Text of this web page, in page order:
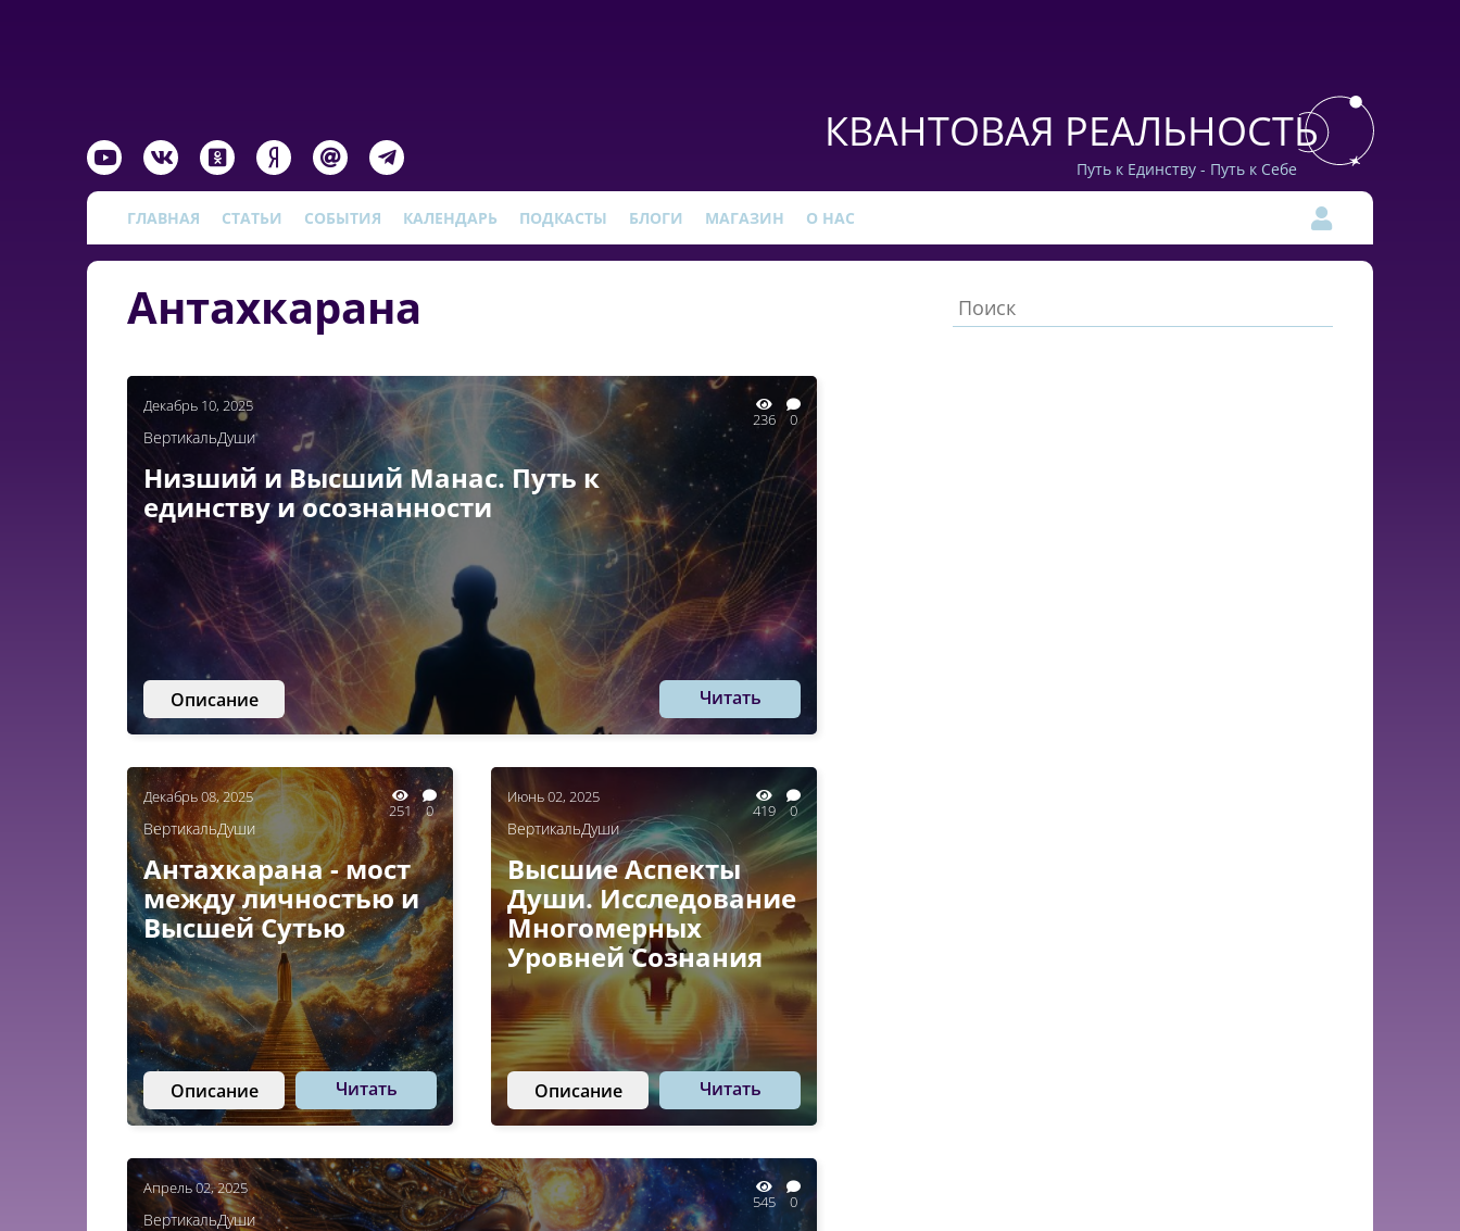
КВАНТОВАЯ РЕАЛЬНОСТЬ
Путь к Единству - Путь к Себе
ГЛАВНАЯ СТАТЬИ СОБЫТИЯ КАЛЕНДАРЬ ПОДКАСТЫ БЛОГИ МАГАЗИН О НАС
Антахкарана
Декабрь 10, 2025
236 0
ВертикальДуши
Низший и Высший Манас. Путь к
единству и осознанности
Описание Читать
Декабрь 08, 2025
251 0
ВертикальДуши
Антахкарана - мост
между личностью и
Высшей Сутью
Описание Читать
Июнь 02, 2025
419 0
ВертикальДуши
Высшие Аспекты
Души. Исследование
Многомерных
Уровней Сознания
Описание Читать
Апрель 02, 2025
545 0
ВертикальДуши